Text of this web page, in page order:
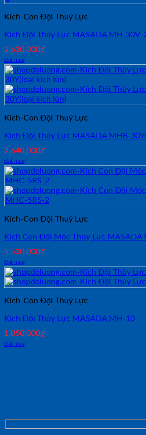
Kích-Con Đội Thuỷ Lực
Kích Đội Thủy Lực MASADA MH-30V-
2,630,000₫
Đặt mua
Kích-Con Đội Thuỷ Lực
Kích Đội Thủy Lực MASADA MHB-
2,640,000₫
Đặt mua
Kích-Con Đội Thuỷ Lực
Kích Con Đội Móc Thủy Lực MASADA
5,530,000₫
Đặt mua
Kích-Con Đội Thuỷ Lực
Kích Đội Thủy Lực MASADA MH-10
1,050,000₫
Đặt mua